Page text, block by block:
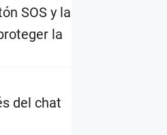
SOS y la
la
del chat